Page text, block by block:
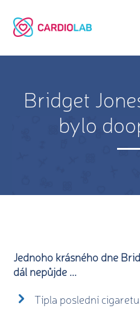
Bridget
bylo
Jednoho krásného dne
dál nepůjde ...
Típla poslední cigaretu.